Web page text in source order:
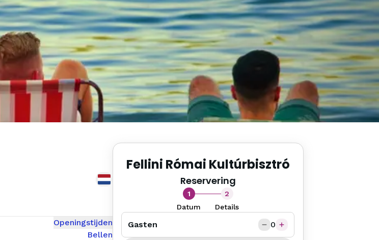
Openingstijden
Bellen
Fellini Római Kultúrbisztró
Reservering
1
Datum
2
Details
Gasten 0